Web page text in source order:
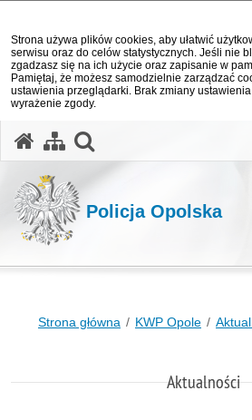
Strona używa plików cookies, aby ułatwić
serwisu oraz do celów statystycznych. Jeśli nie
zgadzasz się na ich użycie oraz zapisanie w
Pamiętaj, że możesz samodzielnie zarządzać
ustawienia przeglądarki. Brak zmiany
wyrażenie zgody.
Policja Opolska
Strona główna KWP Opole
Aktualności